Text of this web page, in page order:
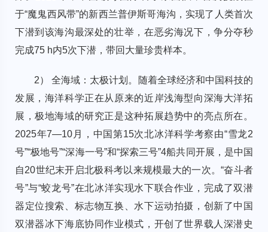
于“魔鬼西风带”的新西兰普伊斯哥海沟，实现了人类首次
下潜到该海沟最深处的壮举，在恶劣海况下，争分夺秒
完成75 h内5次下潜，带回大量珍贵样本。
2） 全海域：太极计划。随着全球经济和中国科技的
发展，海洋科学正在从原来的近岸浅海型向深海大洋拓
展，极地海域的研究正是这种拓展趋势中的亮点所在。
2025年7—10月，中国第15次北冰洋科学考察由“雪龙2
号”“极地号”“深海一号”和“探索三号”4船共同开展，是中国
自20世纪末开启北极科考以来规模最大的一次。“奋斗者
号”与“蛟龙号”在北冰洋实现水下联合作业，完成了双潜
器定位搜索、标志物互换、水下运动拍摄，创新了中国
双潜器冰下海底协同作业模式，开创了世界载人深潜史